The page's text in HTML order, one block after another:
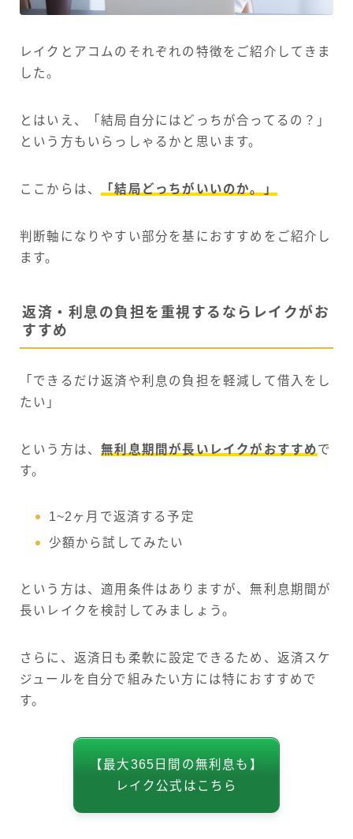
レイクとアコムのそれぞれの特徴をご紹介してきま
した。
とはいえ、「結局自分にはどっちが合ってるの？」
という方もいらっしゃるかと思います。
ここからは、 「結局どっちがいいのか。」
判断軸になりやすい部分を基におすすめをご紹介し
ます。
返済・利息の負担を重視するならレイクがお
すすめ
「できるだけ返済や利息の負担を軽減して借入をし
たい」
という方は、無利息期間が長いレイクがおすすめで
す。
1~2ヶ月で返済する予定
少額から試してみたい
という方は、適用条件はありますが、無利息期間が
長いレイクを検討してみましょう。
さらに、返済日も柔軟に設定できるため、返済スケ
ジュールを自分で組みたい方には特におすすめで
す。
【最大365日間の無利息も】
レイク公式はこちら